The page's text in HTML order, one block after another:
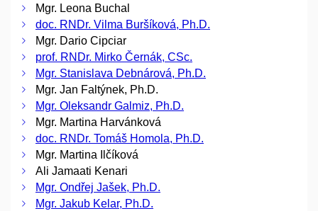
Mgr. Leona Buchal
doc. RNDr. Vilma Buršíková, Ph.D.
Mgr. Dario Cipciar
prof. RNDr. Mirko Černák, CSc.
Mgr. Stanislava Debnárová, Ph.D.
Mgr. Jan Faltýnek, Ph.D.
Mgr. Oleksandr Galmiz, Ph.D.
Mgr. Martina Harvánková
doc. RNDr. Tomáš Homola, Ph.D.
Mgr. Martina Ilčíková
Ali Jamaati Kenari
Mgr. Ondřej Jašek, Ph.D.
Mgr. Jakub Kelar, Ph.D.